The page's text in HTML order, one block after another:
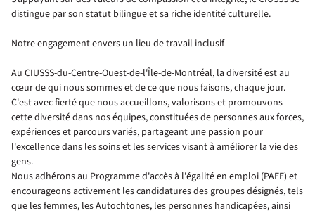
distingue par son statut bilingue et sa riche identité culturelle.
Notre engagement envers un lieu de travail inclusif
Au CIUSSS-du-Centre-Ouest-de-l'Île-de-Montréal, la diversité est au
cœur de qui nous sommes et de ce que nous faisons, chaque jour.
C'est avec fierté que nous accueillons, valorisons et promouvons
cette diversité dans nos équipes, constituées de personnes aux forces,
expériences et parcours variés, partageant une passion pour
l'excellence dans les soins et les services visant à améliorer la vie des
gens.
Nous adhérons au Programme d'accès à l'égalité en emploi (PAEE) et
encourageons activement les candidatures des groupes désignés, tels
que les femmes, les Autochtones, les personnes handicapées, ainsi